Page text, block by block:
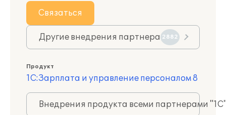
Связаться
Другие внедрения партнера 2882
Продукт
1С:Зарплата и управление персоналом 8
Внедрения продукта всеми партнерами